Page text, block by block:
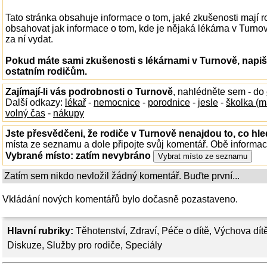
Hlavní rubriky: Těhotenství, Zdraví, Péče o dítě, Výchova
Diskuze, Služby pro rodiče, Speciály
Tato stránka obsahuje informace o tom, jaké zkušenosti mají
obsahovat jak informace o tom, kde je nějaká lékárna v
za ní vydat.
Pokud máte sami zkušenosti s lékárnami v Turnově,
ostatním rodičům.
Zajímají-li vás podrobnosti o Turnově, nahlédněte sem - do
Další odkazy: lékař - nemocnice - porodnice - jesle - školka
volný čas - nákupy
Jste přesvědčeni, že rodiče v Turnově nenajdou to, co
místa ze seznamu a dole připojte svůj komentář. Obě
Vybrané místo: zatím nevybráno
Zatím sem nikdo nevložil žádný komentář. Buďte první...
Vkládání nových komentářů bylo dočasně pozastaveno.